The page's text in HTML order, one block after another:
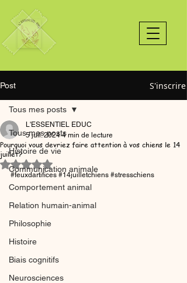
Post S'inscrire
Tous mes posts
Histoire de vie
Communication animale
Comportement animal
Relation humain-animal
Philosophie
Histoire
Biais cognitifs
Neurosciences
Tous mes posts
Pourquoi vous devriez faire attention à vos chiens le 14
juillet?
L'ESSENTIEL EDUC
5 juil. 2024 4 min de lecture
Noté NaN étoiles sur 5.
#feuxdartifices #14juilletchiens #stresschiens